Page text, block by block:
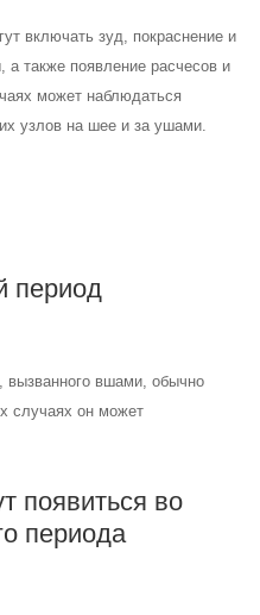
включать зуд, покраснение и
а также появление расчесов и
может наблюдаться
узлов на шее и за ушами.
период
вызванного вшами, обычно
случаях он может
появиться во
периода